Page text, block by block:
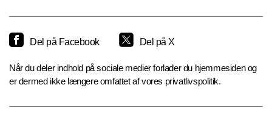
Del på Facebook Del på X
Når du deler indhold på sociale medier forlader du hjemmesiden og
er dermed ikke længere omfattet af vores privatlivspolitik.